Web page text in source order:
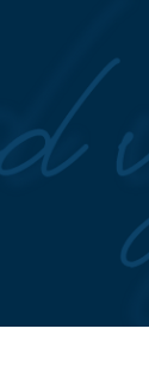
ŽIVA U
Srpsku,